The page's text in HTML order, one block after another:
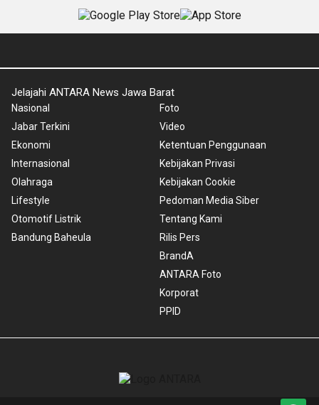
Jelajahi ANTARA News Jawa Barat
Nasional
Jabar Terkini
Ekonomi
Internasional
Olahraga
Lifestyle
Otomotif Listrik
Bandung Baheula
Foto
Video
Ketentuan Penggunaan
Kebijakan Privasi
Kebijakan Cookie
Pedoman Media Siber
Tentang Kami
Rilis Pers
BrandA
ANTARA Foto
Korporat
PPID